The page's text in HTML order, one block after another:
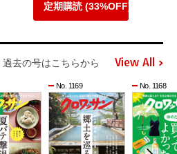
定期購読 (33%OFF)
過去の号はこちらから View All
No. 1169 No. 1168